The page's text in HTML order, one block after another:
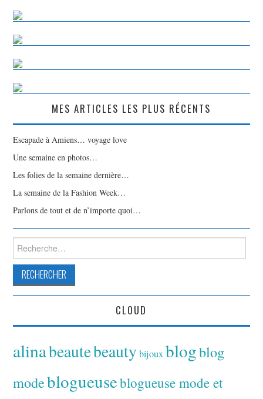
MES ARTICLES LES PLUS RÉCENTS
Escapade à Amiens… voyage love
Une semaine en photos…
Les folies de la semaine dernière…
La semaine de la Fashion Week…
Parlons de tout et de n’importe quoi…
Rechercher :
CLOUD
alinabeautebeauty bijoux blogblog
modeblogueuseblogueuse mode et